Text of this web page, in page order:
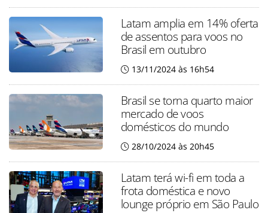
Latam amplia em 14% oferta
de assentos para voos no
Brasil em outubro
13/11/2024 às 16h54
Brasil se torna quarto maior
mercado de voos
domésticos do mundo
28/10/2024 às 20h45
Latam terá wi-fi em toda a
frota doméstica e novo
lounge próprio em São Paulo